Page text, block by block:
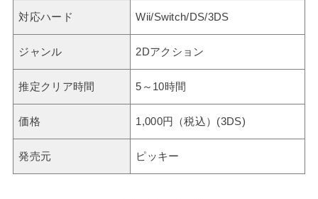
対応ハード Wii/Switch/DS/3DS
ジャンル 2Dアクション
推定クリア時間 5～10時間
価格 1,000円（税込）(3DS)
発売元 ピッキー